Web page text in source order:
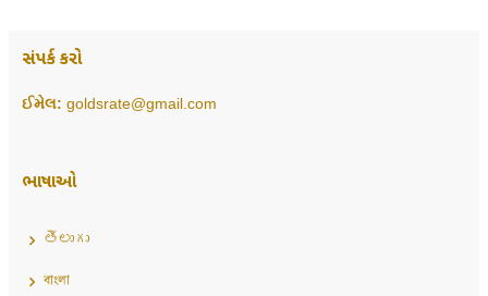
સંપર્ક કરો
ઈમેલ: goldsrate@gmail.com
ભાષાઓ
తెలుగు
বাংলা